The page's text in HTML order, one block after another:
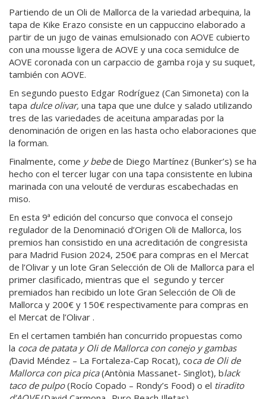
Partiendo de un Oli de Mallorca de la variedad arbequina, la
tapa de Kike Erazo consiste en un cappuccino elaborado a
partir de un jugo de vainas emulsionado con AOVE cubierto
con una mousse ligera de AOVE y una coca semidulce de
AOVE coronada con un carpaccio de gamba roja y su suquet,
también con AOVE.
En segundo puesto Edgar Rodríguez (Can Simoneta) con la
tapa dulce olivar, una tapa que une dulce y salado utilizando
tres de las variedades de aceituna amparadas por la
denominación de origen en las hasta ocho elaboraciones que
la forman.
Finalmente, come y bebede Diego Martínez (Bunker’s) se ha
hecho con el tercer lugar con una tapa consistente en lubina
marinada con una velouté de verduras escabechadas en
miso.
En esta 9ª edición del concurso que convoca el consejo
regulador de la Denominació d’Origen Oli de Mallorca, los
premios han consistido en una acreditación de congresista
para Madrid Fusion 2024, 250€ para compras en el Mercat
de l’Olivar y un lote Gran Selección de Oli de Mallorca para el
primer clasificado, mientras que el segundo y tercer
premiados han recibido un lote Gran Selección de Oli de
Mallorca y 200€ y 150€ respectivamente para compras en
el Mercat de l’Olivar .
En el certamen también han concurrido propuestas como
la coca de patata y Oli de Mallorca con conejo y gambas
(David Méndez – La Fortaleza-Cap Rocat), coca de Oli de
Mallorca con pica pica(Antònia Massanet- Singlot), black
taco de pulpo(Rocío Copado – Rondy’s Food) o el tiradito